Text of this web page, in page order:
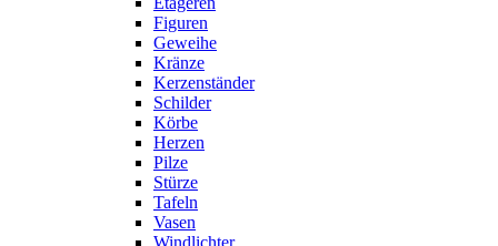
Figuren
Geweihe
Kränze
Kerzenständer
Schilder
Körbe
Herzen
Pilze
Stürze
Tafeln
Vasen
Windlichter